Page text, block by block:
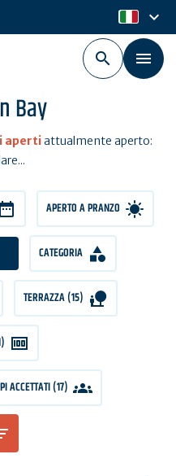
it
keyboard_arrow_down
Bay
apertiattualmente aperto:
APERTO A PRANZO
CATEGORIA
TERRAZZA (15)
ACCETTATI (17)